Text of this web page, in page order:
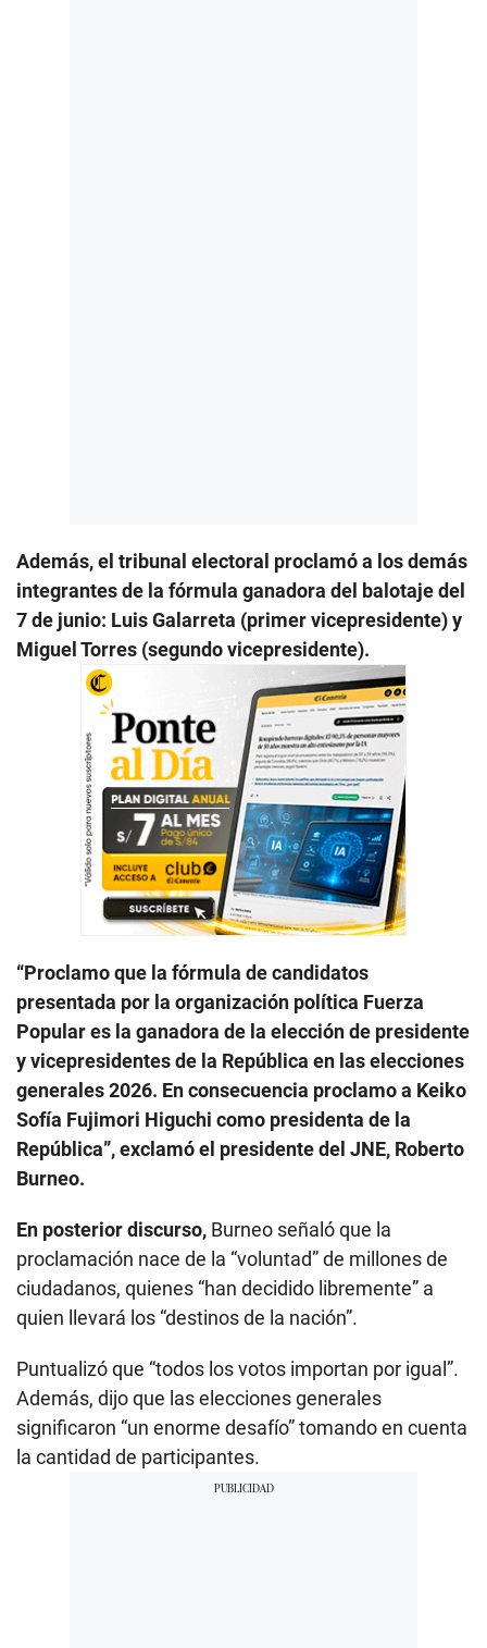
Además, el tribunal electoral proclamó a los demás
integrantes de la fórmula ganadora del balotaje del
7 de junio: Luis Galarreta (primer vicepresidente) y
Miguel Torres (segundo vicepresidente).
“Proclamo que la fórmula de candidatos
presentada por la organización política Fuerza
Popular es la ganadora de la elección de presidente
y vicepresidentes de la República en las elecciones
generales 2026. En consecuencia proclamo a Keiko
Sofía Fujimori Higuchi como presidenta de la
República”, exclamó el presidente del JNE, Roberto
Burneo.
En posterior discurso, Burneo señaló que la
proclamación nace de la “voluntad” de millones de
ciudadanos, quienes “han decidido libremente” a
quien llevará los “destinos de la nación”.
Puntualizó que “todos los votos importan por igual”.
Además, dijo que las elecciones generales
significaron “un enorme desafío” tomando en cuenta
la cantidad de participantes.